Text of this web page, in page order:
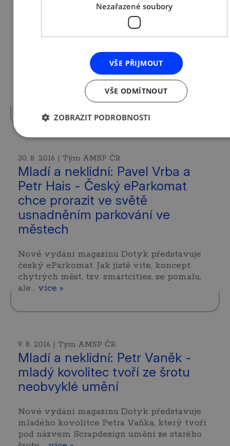
Poslední týden registrace do
grantového programu
Čtvrtý ročník úspěšného grantového
programu pro začínající podnikatele
NASTARTUJTE SE se blíží do finále. Do
konce registrace…více »
30. 8. 2016 | Tým AMSP ČR
Mladí a neklidní: Pavel Vrba a
Petr Hais - Český eParkomat
chce prorazit ve světě
usnadněním parkování ve
městech
Nové vydání magazínu Dotyk představuje
český eParkomat. Jak jistě víte, koncept
chytrých měst, tzv. smartcities, se pomalu,
ale… více »
9. 8. 2016 | Tým AMSP ČR
Mladí a neklidní: Petr Vaněk -
mladý kovolitec tvoří ze šrotu
neobvyklé umění
Nové vydání magazínu Dotyk představuje
mladého kovolitce Petra Vaňka, který tvoří
pod názvem Scrapdesign umění ze starého
Nezařazené soubory
VŠE PŘIJMOUT
VŠE ODMÍTNOUT
ZOBRAZIT PODROBNOSTI